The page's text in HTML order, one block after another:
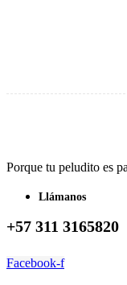
Porque tu peludito es
Llámanos
+57 311 3165820
Facebook-f